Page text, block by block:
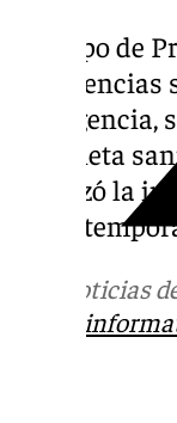
El grupo de
furgoneta
enfatizó la
por el
Más noticias